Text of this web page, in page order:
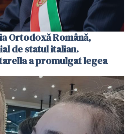
Ortodoxă Română,
de statul italian.
a promulgat legea